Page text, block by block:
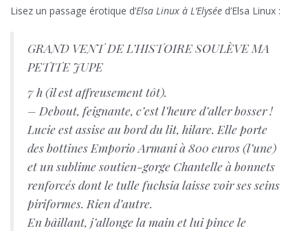
Lisez un passage érotique d’Elsa Linux à L’Elysée d’Elsa Linux :
GRAND VENT DE L’HISTOIRE SOULÈVE MA
PETITE JUPE
7 h (il est affreusement tôt).
– Debout, feignante, c’est l’heure d’aller bosser !
Lucie est assise au bord du lit, hilare. Elle porte
des bottines Emporio Armani à 800 euros (l’une)
et un sublime soutien-gorge Chantelle à bonnets
renforcés dont le tulle fuchsia laisse voir ses seins
piriformes. Rien d’autre.
En bâillant, j’allonge la main et lui pince le